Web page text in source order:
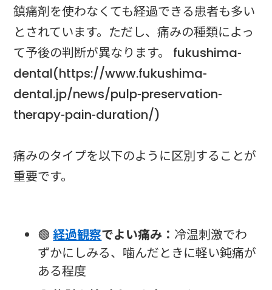
鎮痛剤を使わなくても経過できる患者も多い
とされています。ただし、痛みの種類によっ
て予後の判断が異なります。 fukushima-
dental(https://www.fukushima-
dental.jp/news/pulp-preservation-
therapy-pain-duration/)
痛みのタイプを以下のように区別することが
重要です。
🟢経過観察でよい痛み： 冷温刺激でわ
ずかにしみる、噛んだときに軽い鈍痛が
ある程度